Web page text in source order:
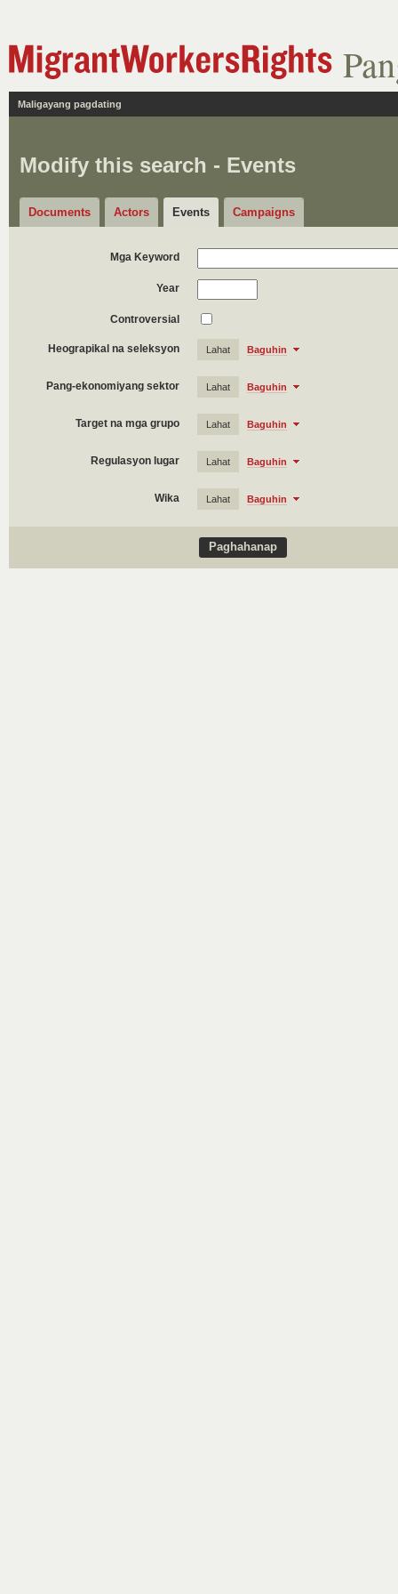
Maligayang pagdating
Modify this search - Events
Documents Actors Events Campaigns
Mga Keyword
Year
Controversial
Heograpikal na seleksyon Lahat Baguhin
Pang-ekonomiyang sektor Lahat Baguhin
Target na mga grupo Lahat Baguhin
Regulasyon lugar Lahat Baguhin
Wika Lahat Baguhin